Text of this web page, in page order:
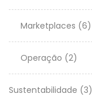
Marketplaces (6)
Operação (2)
Sustentabilidade (3)